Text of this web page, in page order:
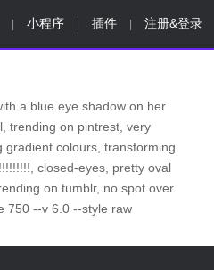
小程序 插件 注册&登录
a blue eye shadow on her
trending on pintrest, very
gradient colours, transforming
closed-eyes, pretty oval
on tumblr, no spot over
750 --v 6.0 --style raw